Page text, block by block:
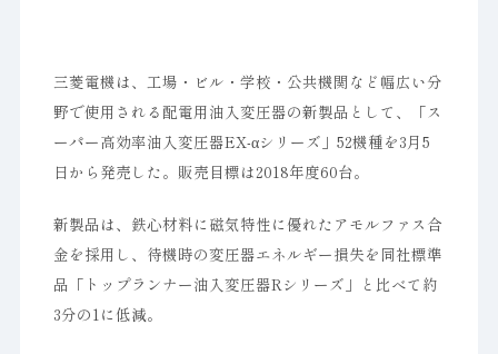
三菱電機は、工場・ビル・学校・公共機関など幅広い分
野で使用される配電用油入変圧器の新製品として、「ス
ーパー高効率油入変圧器EX-αシリーズ」52機種を3月5
日から発売した。販売目標は2018年度60台。
新製品は、鉄心材料に磁気特性に優れたアモルファス合
金を採用し、待機時の変圧器エネルギー損失を同社標準
品「トップランナー油入変圧器Rシリーズ」と比べて約
3分の1に低減。